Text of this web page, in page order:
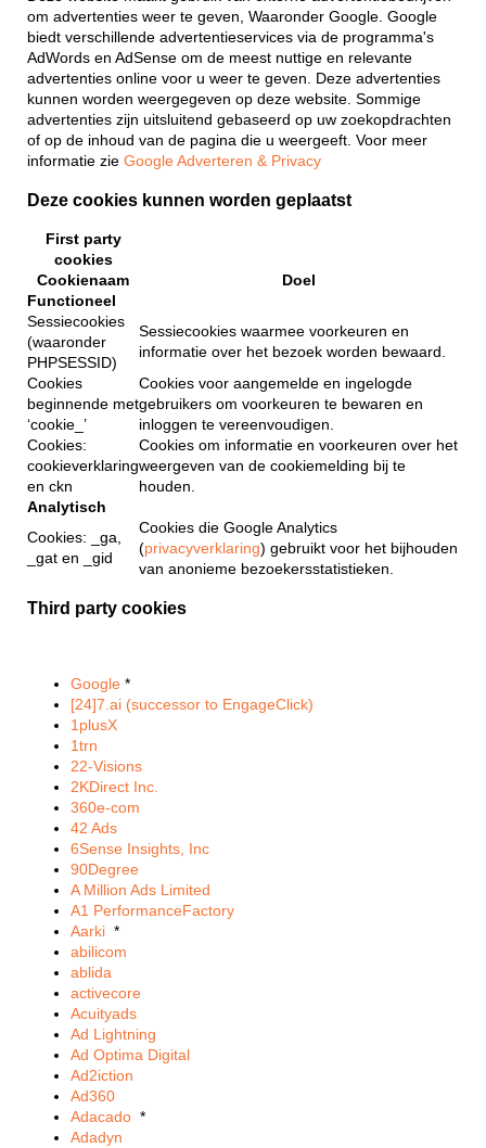
om advertenties weer te geven, Waaronder Google. Google
biedt verschillende advertentieservices via de programma's
AdWords en AdSense om de meest nuttige en relevante
advertenties online voor u weer te geven. Deze advertenties
kunnen worden weergegeven op deze website. Sommige
advertenties zijn uitsluitend gebaseerd op uw zoekopdrachten
of op de inhoud van de pagina die u weergeeft. Voor meer
informatie zie Google Adverteren & Privacy
Deze cookies kunnen worden geplaatst
First party
cookies
Cookienaam
Doel
Functioneel
Sessiecookies
(waaronder
PHPSESSID)
Sessiecookies waarmee voorkeuren en
informatie over het bezoek worden bewaard.
Cookies
beginnende met
‘cookie_’
Cookies voor aangemelde en ingelogde
gebruikers om voorkeuren te bewaren en
inloggen te vereenvoudigen.
Cookies:
cookieverklaring
en ckn
Cookies om informatie en voorkeuren over het
weergeven van de cookiemelding bij te
houden.
Analytisch
Cookies: _ga,
_gat en _gid
Cookies die Google Analytics
(privacyverklaring) gebruikt voor het bijhouden
van anonieme bezoekersstatistieken.
Third party cookies
Google *
[24]7.ai (successor to EngageClick)
1plusX
1trn
22-Visions
2KDirect Inc.
360e-com
42 Ads
6Sense Insights, Inc
90Degree
A Million Ads Limited
A1 PerformanceFactory
Aarki *
abilicom
ablida
activecore
Acuityads
Ad Lightning
Ad Optima Digital
Ad2iction
Ad360
Adacado *
Adadyn